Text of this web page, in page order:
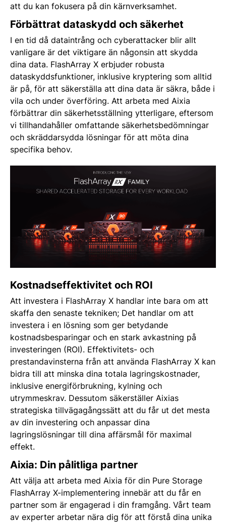
att du kan fokusera på din kärnverksamhet.
Förbättrat dataskydd och säkerhet
I en tid då dataintrång och cyberattacker blir allt
vanligare är det viktigare än någonsin att skydda
dina data. FlashArray X erbjuder robusta
dataskyddsfunktioner, inklusive kryptering som alltid
är på, för att säkerställa att dina data är säkra, både i
vila och under överföring. Att arbeta med Aixia
förbättrar din säkerhetsställning ytterligare, eftersom
vi tillhandahåller omfattande säkerhetsbedömningar
och skräddarsydda lösningar för att möta dina
specifika behov.
Kostnadseffektivitet och ROI
Att investera i FlashArray X handlar inte bara om att
skaffa den senaste tekniken; Det handlar om att
investera i en lösning som ger betydande
kostnadsbesparingar och en stark avkastning på
investeringen (ROI). Effektivitets- och
prestandavinsterna från att använda FlashArray X kan
bidra till att minska dina totala lagringskostnader,
inklusive energiförbrukning, kylning och
utrymmeskrav. Dessutom säkerställer Aixias
strategiska tillvägagångssätt att du får ut det mesta
av din investering och anpassar dina
lagringslösningar till dina affärsmål för maximal
effekt.
Aixia: Din pålitliga partner
Att välja att arbeta med Aixia för din Pure Storage
FlashArray X-implementering innebär att du får en
partner som är engagerad i din framgång. Vårt team
av experter arbetar nära dig för att förstå dina unika